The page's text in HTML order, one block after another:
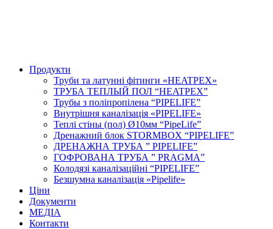
Продукти
Труби та латунні фітинги «HEATPEX»
ТРУБА ТЕПЛЫЙ ПОЛ “HEATPEX”
Трубы з поліпропілена “PIPELIFE”
Внутрішня каналізація «PIPELIFE»
Теплі стіны (пол) Ø10мм “PipeLife”
Дренажний блок STORMBOX “PIPELIFE”
ДРЕНАЖНА ТРУБА ” PIPELIFE”
ГОФРОВАНА ТРУБА ” PRAGMA”
Колодязі каналізаційні “PIPELIFE”
Безшумна каналізація «Pipelife»
Ціни
Документи
МЕДІА
Контакти